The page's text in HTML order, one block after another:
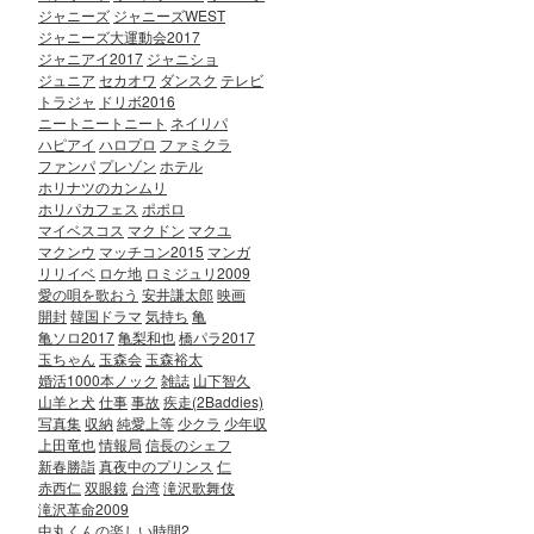
ジャニーズ ジャニーズWEST
ジャニーズ大運動会2017
ジャニアイ2017 ジャニショ
ジュニア セカオワ ダンスク テレビ
トラジャ ドリボ2016
ニートニートニート ネイリパ
ハピアイ ハロプロ ファミクラ
ファンパ プレゾン ホテル
ホリナツのカンムリ
ホリパカフェス ポポロ
マイベスコス マクドン マクユ
マクンウ マッチコン2015 マンガ
リリイベ ロケ地 ロミジュリ2009
愛の唄を歌おう 安井謙太郎映画
開封韓国ドラマ 気持ち 亀
亀ソロ2017亀梨和也橋パラ2017
玉ちゃん 玉森会 玉森裕太
婚活1000本ノック 雑誌 山下智久
山羊と犬 仕事事故疾走(2Baddies)
写真集収納純愛上等 少クラ 少年収
上田竜也情報局 信長のシェフ
新春勝詣真夜中のプリンス 仁
赤西仁 双眼鏡 台湾滝沢歌舞伎
滝沢革命2009
中丸くんの楽しい時間2